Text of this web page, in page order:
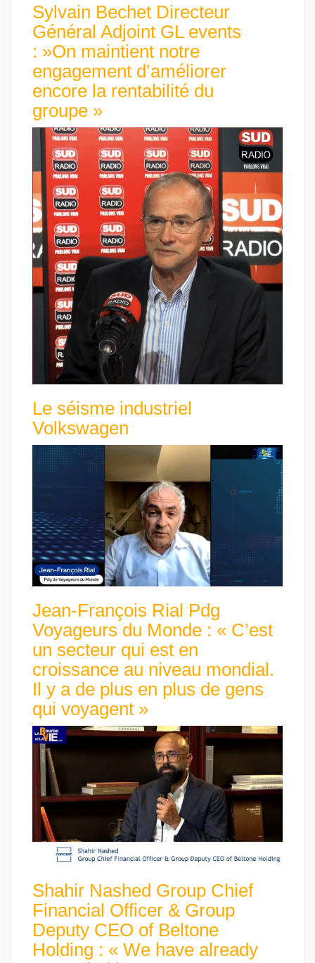
Sylvain Bechet Directeur
Général Adjoint GL events
: »On maintient notre
engagement d’améliorer
encore la rentabilité du
groupe »
Le séisme industriel
Volkswagen
Jean-François Rial Pdg
Voyageurs du Monde : « C’est
un secteur qui est en
croissance au niveau mondial.
Il y a de plus en plus de gens
qui voyagent »
Shahir Nashed Group Chief
Financial Officer & Group
Deputy CEO of Beltone
Holding : « We have already